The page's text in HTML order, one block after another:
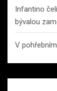
Infantino
bývalou
V